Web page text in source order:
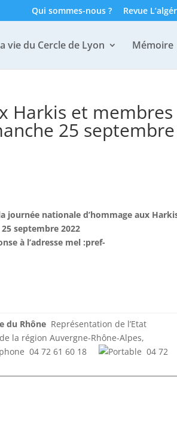
Qui sommes-nous ? Revue
vie du Cercle de Lyon Mémoire
Harkis et membres
25 septembre
journée nationale d’hommage aux
septembre 2022
à l’adresse mel :pref-
du Rhône Représentation de l’Etat
la région Auvergne-Rhône-Alpes,
04 72 61 60 18
04 72